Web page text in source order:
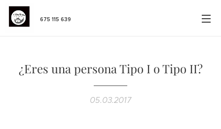
675 115 639
¿Eres una persona Tipo I o Tipo II?
05.03.2017